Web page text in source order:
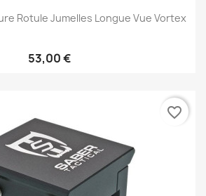
Rotule Jumelles Longue Vue Vortex
53,00 €
favorite_border